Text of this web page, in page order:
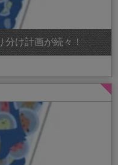
分け計画が続々！